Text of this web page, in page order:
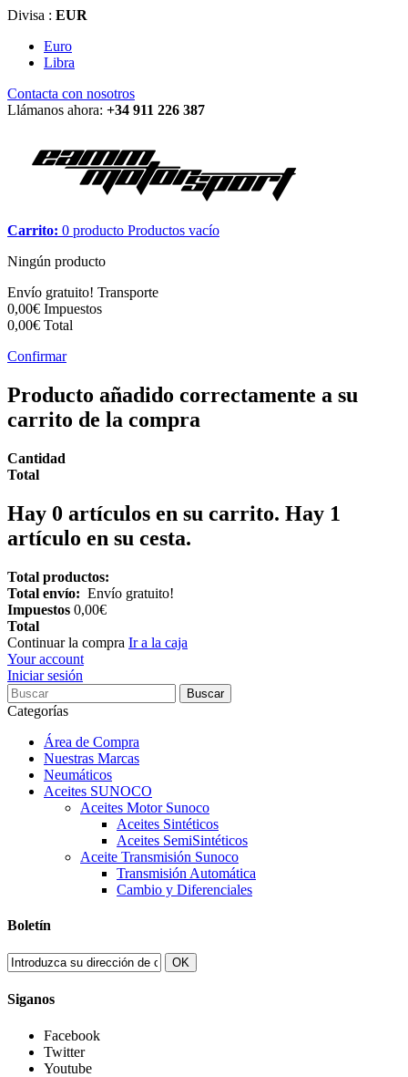
Divisa : EUR
Euro
Libra
Contacta con nosotros
Llámanos ahora: +34 911 226 387
Carrito: 0 producto Productos vacío
Ningún producto
Envío gratuito! Transporte
0,00€ Impuestos
0,00€ Total
Confirmar
Producto añadido correctamente a su
carrito de la compra
Cantidad
Total
Hay 0 artículos en su carrito. Hay 1
artículo en su cesta.
Total productos:
Total envío: Envío gratuito!
Impuestos 0,00€
Total
Continuar la compra Ir a la caja
Your account
Iniciar sesión
Buscar
Categorías
Área de Compra
Nuestras Marcas
Neumáticos
Aceites SUNOCO
Aceites Motor Sunoco
Aceites Sintéticos
Aceites SemiSintéticos
Aceite Transmisión Sunoco
Transmisión Automática
Cambio y Diferenciales
Boletín
OK
Siganos
Facebook
Twitter
Youtube